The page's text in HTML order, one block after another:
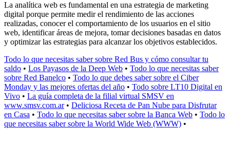
La analítica web es fundamental en una estrategia de marketing
digital porque permite medir el rendimiento de las acciones
realizadas, conocer el comportamiento de los usuarios en el sitio
web, identificar áreas de mejora, tomar decisiones basadas en datos
y optimizar las estrategias para alcanzar los objetivos establecidos.
Todo lo que necesitas saber sobre Red Bus y cómo consultar tu
saldo • Los Payasos de la Deep Web • Todo lo que necesitas saber
sobre Red Banelco • Todo lo que debes saber sobre el Ciber
Monday y las mejores ofertas del año • Todo sobre LT10 Digital en
Vivo • La guía completa de la filial virtual SMSV en
www.smsv.com.ar• Deliciosa Receta de Pan Nube para Disfrutar
en Casa • Todo lo que necesitas saber sobre la Banca Web • Todo lo
que necesitas saber sobre la World Wide Web (WWW) •